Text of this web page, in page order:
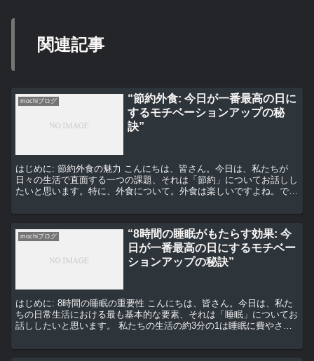
関連記事
mochiブログ
“節約外食: 今日が一番最高の日に
するモチベーションアップの秘
訣”
はじめに: 節約外食の魅力 こんにちは、皆さん。今日は、私たちが
日々の生活で直面する一つの課題、それは「節約」についてお話しし
たいと思います。特に、外食について。外食は楽しいですよね。で
mochiブログ
“8時間の睡眠がもたらす効果: 今
日が一番最高の日にするモチベー
ションアップの秘訣”
はじめに: 8時間の睡眠の重要性 こんにちは、皆さん。今日は、私た
ちの日常生活における最も基本的な要素、それは「睡眠」についてお
話ししたいと思います。 私たちの生活の約3分の1は睡眠に費やされ